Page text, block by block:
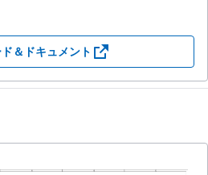
＆ドキュメント